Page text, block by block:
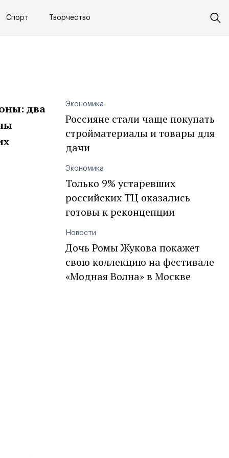
Спорт Творчество
два
Экономика
Россияне стали чаще покупать
стройматериалы и товары для
дачи
Экономика
Только 9% устаревших
российских ТЦ оказались
готовы к реконцепции
Новости
Дочь Ромы Жукова покажет
свою коллекцию на фестивале
«Модная Волна» в Москве